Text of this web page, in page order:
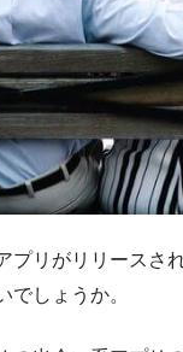
プリがリリースさ
でしょうか。